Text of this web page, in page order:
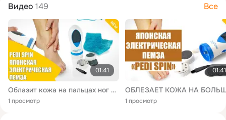
Видео 149 Все
01:41
Облазит кожа на пальцах ног у взрослого
1 просмотр
01:41
1 просмотр